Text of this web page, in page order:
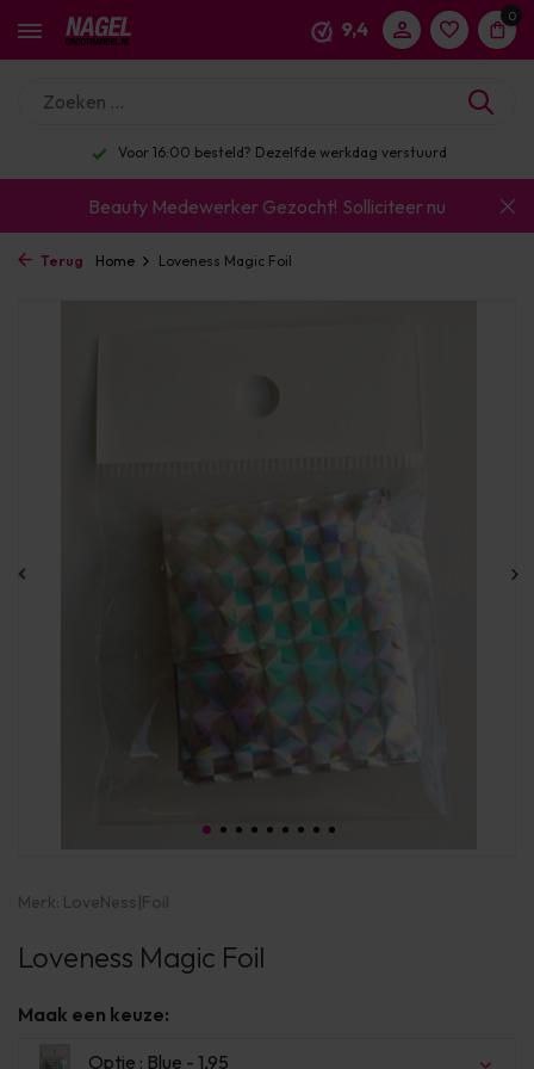
9,4
0
Voor 16:00 besteld? Dezelfde werkdag verstuurd
Beauty Medewerker Gezocht! Solliciteer nu
Terug Home Loveness Magic Foil
Merk: LoveNess|Foil
Loveness Magic Foil
Maak een keuze:
Optie : Blue - 1,95